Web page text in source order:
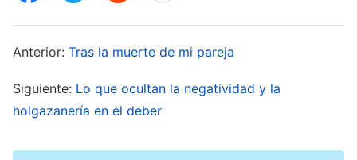
bien. ¿Cómo me he puesto tan enferma?”.
Mientras más lo pensaba, más triste y
Anterior: Tras la muerte de mi pareja
Siguiente: Lo que ocultan la negatividad y la
holgazanería en el deber